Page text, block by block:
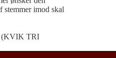
stemmer imod skal
(KVIK TRI